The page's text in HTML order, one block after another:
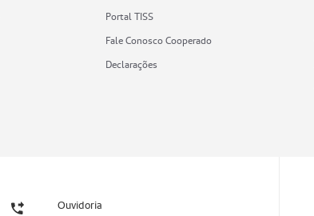
Portal TISS
Fale Conosco Cooperado
Declarações
Ouvidoria